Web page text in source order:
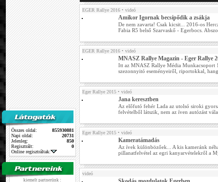
Összes oldal:
855930881
Napi oldal:
20731
Jelenleg:
850
Regisztrált:
0
Online regisztráltak:
kiemelt partnerünk :
EGER Rallye 2016 • videó
Amikor Igornak becsípődik a zsákja
De nem zavarta! Csak kicsit... 2016-os
Fabia R5 belső Szarvaskő - Egerbocs.
EGER Rallye 2016 • videó
MNASZ Rallye Magazin - Eger Rallye
Itt az MNASZ Rallye Média Munkacsoport
szezonnyitó eseményeiről, riportokkal,
Eger Rallye 2015 • videó
Jana keresztben
Az előfutó fehér Lada az utolsó siroki
felvételből látszik, nem az íven autózást
Eger Rallye 2015 • videó
Kameratámadás
Az ívek különbözőek... A kis kameránk
pillanatfelvétel az egri kanyarvételekről a
videó